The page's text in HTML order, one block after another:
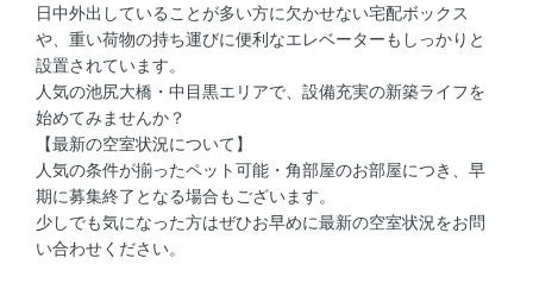
日中外出していることが多い方に欠かせない宅配ボックス
や、重い荷物の持ち運びに便利なエレベーターもしっかりと
設置されています。
人気の池尻大橋・中目黒エリアで、設備充実の新築ライフを
始めてみませんか？
【最新の空室状況について】
人気の条件が揃ったペット可能・角部屋のお部屋につき、早
期に募集終了となる場合もございます。
少しでも気になった方はぜひお早めに最新の空室状況をお問
い合わせください。